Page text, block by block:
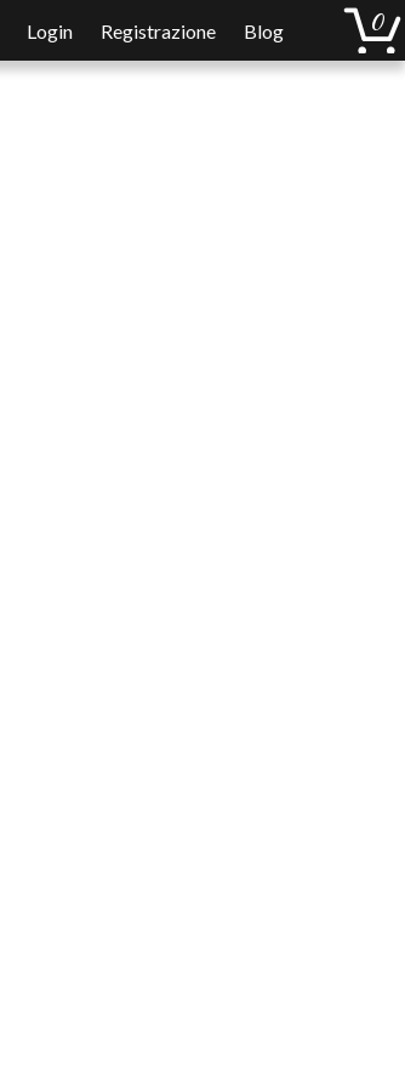
Login Registrazione Blog